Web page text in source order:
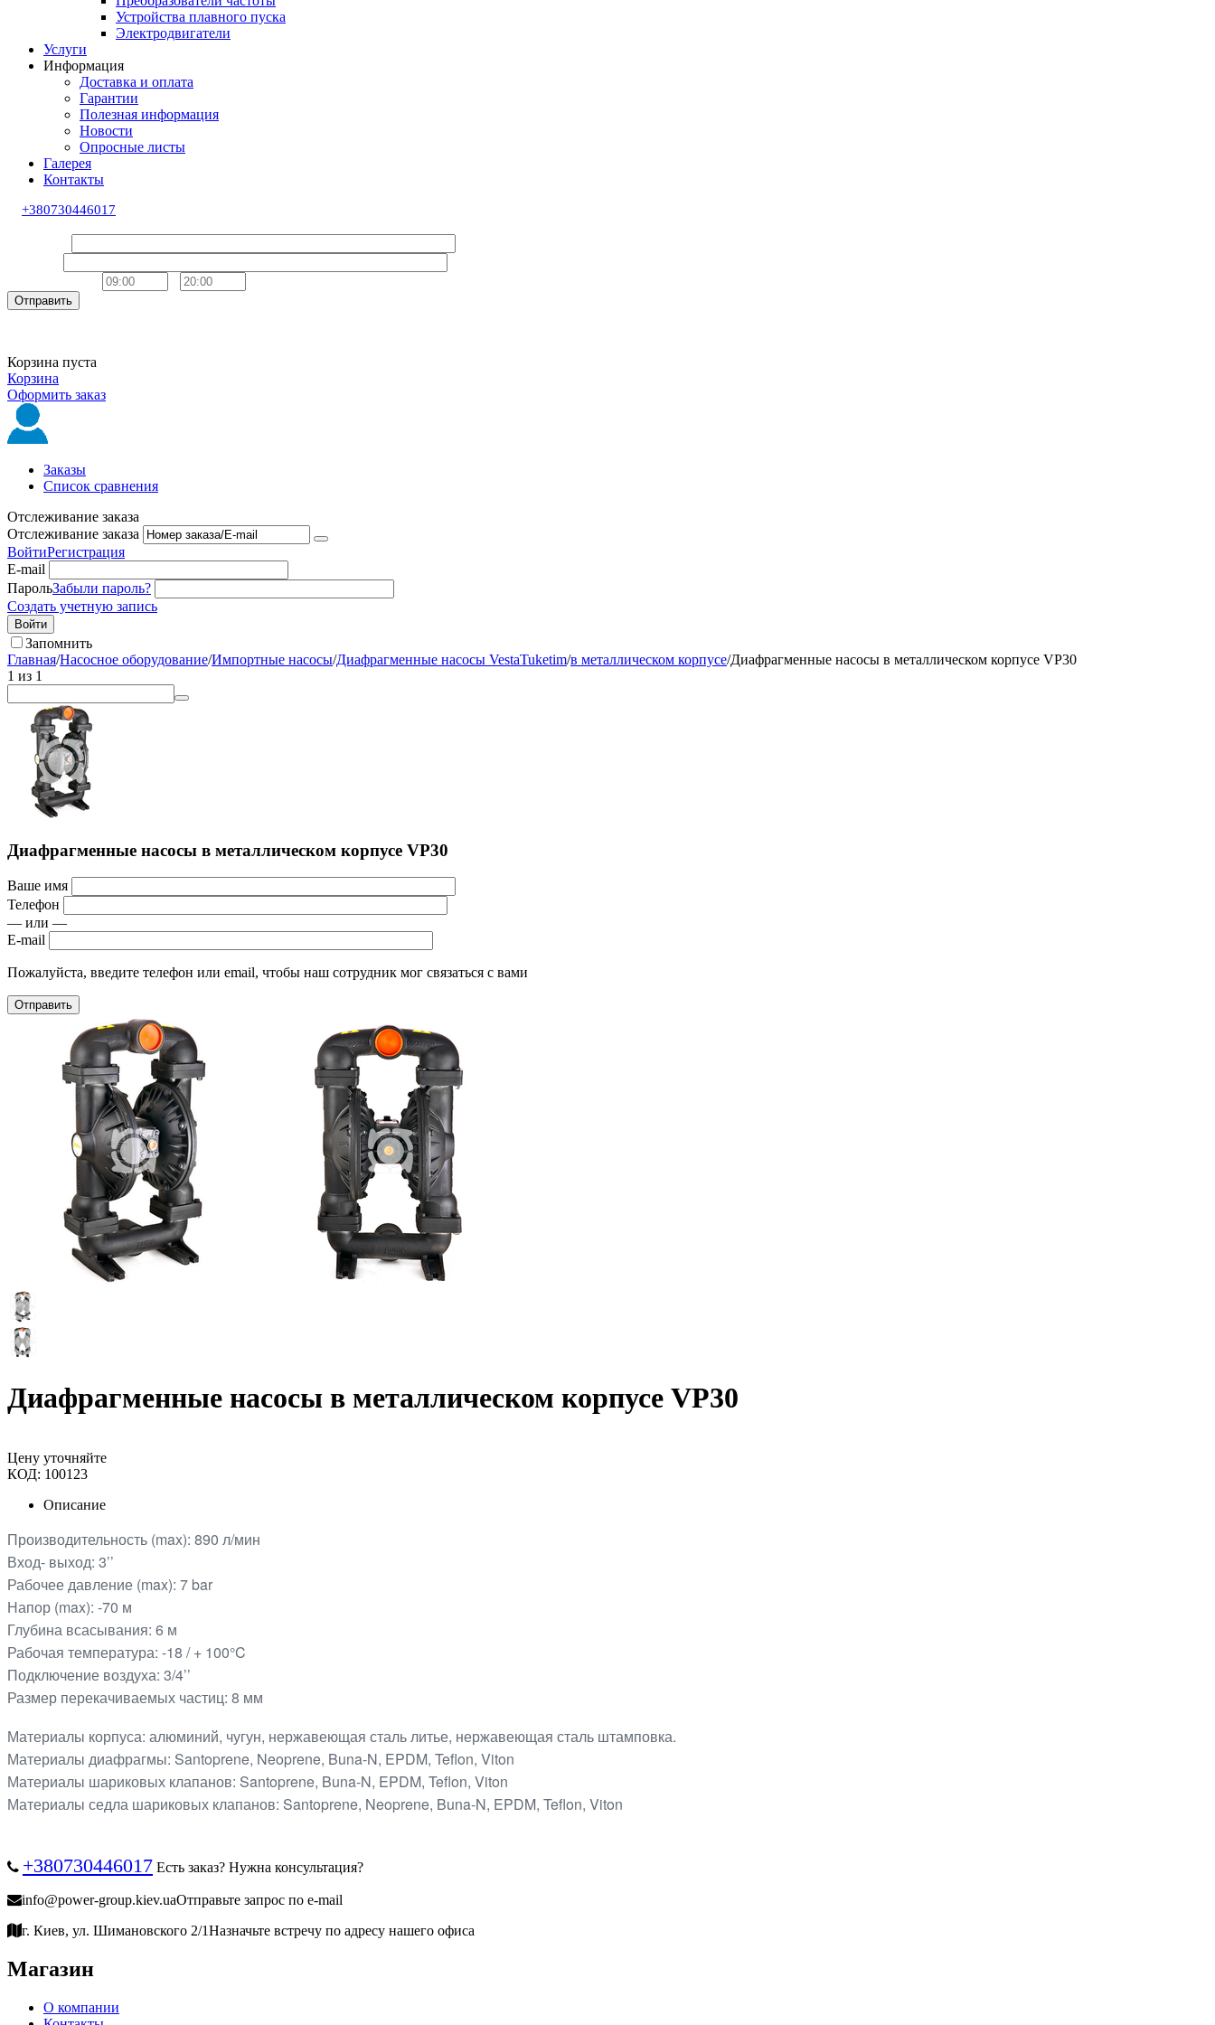
Устройства плавного пуска
Электродвигатели
Услуги
Информация
Доставка и оплата
Гарантии
Полезная информация
Новости
Опросные листы
Галерея
Контакты
+380730446017
Отправить
Корзина пуста
Корзина
Оформить заказ
Заказы
Список сравнения
Отслеживание заказа
Отслеживание заказа
ВойтиРегистрация
E-mail
ПарольЗабыли пароль?
Создать учетную запись
Войти
Запомнить
Главная/Насосное оборудование/Импортные насосы/Диафрагменные насосы VestaTuketim/в металлическом корпусе/Диафрагменные насосы в металлическом корпусе VP30
1 из 1
Диафрагменные насосы в металлическом корпусе VP30
Ваше имя
Телефон
— или —
E-mail
Пожалуйста, введите телефон или email, чтобы наш сотрудник мог связаться с вами
Отправить
Диафрагменные насосы в металлическом корпусе VP30
Цену уточняйте
КОД: 100123
Описание
Производительность (max): 890 л/мин
Вход- выход: 3’’
Рабочее давление (max): 7 bar
Напор (max): -70 м
Глубина всасывания: 6 м
Рабочая температура: -18 / + 100°C
Подключение воздуха: 3/4’’
Размер перекачиваемых частиц: 8 мм
Материалы корпуса: алюминий, чугун, нержавеющая сталь литье, нержавеющая сталь штамповка.
Материалы диафрагмы: Santoprene, Neoprene, Buna-N, EPDM, Teflon, Viton
Материалы шариковых клапанов: Santoprene, Buna-N, EPDM, Teflon, Viton
Материалы седла шариковых клапанов: Santoprene, Neoprene, Buna-N, EPDM, Teflon, Viton
+380730446017 Есть заказ? Нужна консультация?
info@power-group.kiev.uaОтправьте запрос по e-mail
г. Киев, ул. Шимановского 2/1Назначьте встречу по адресу нашего офиса
Магазин
О компании